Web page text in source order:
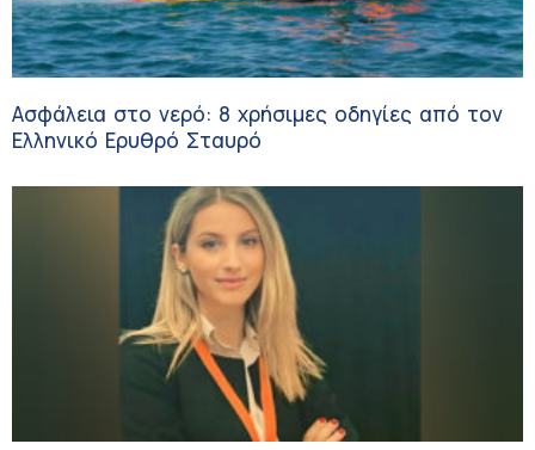
Ασφάλεια στο νερό: 8 χρήσιμες οδηγίες από τον
Ελληνικό Ερυθρό Σταυρό